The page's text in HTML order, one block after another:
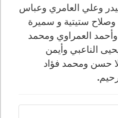
وعلي العامري وعباس
ستيتية و سميرة
العمراوي ومحمد
الناعبي وأيمن
حسن ومحمد فؤاد
.